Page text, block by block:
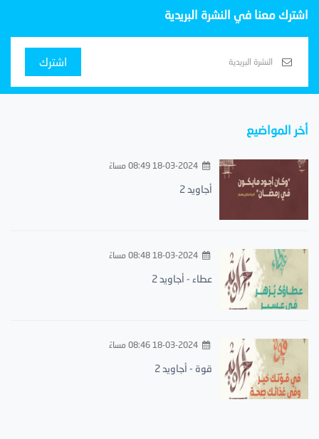
اشترك معنا في النشرة البريدية
اشترك
أخر المواضيع
18-03-2024 08:49 مساءً
أجاويد 2
18-03-2024 08:48 مساءً
عطاء - أجاويد 2
18-03-2024 08:46 مساءً
قوة - أجاويد 2